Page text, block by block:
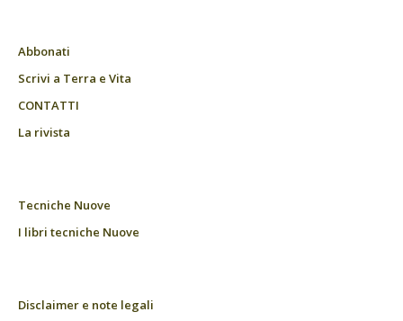
Abbonati
Scrivi a Terra e Vita
CONTATTI
La rivista
Tecniche Nuove
I libri tecniche Nuove
Disclaimer e note legali